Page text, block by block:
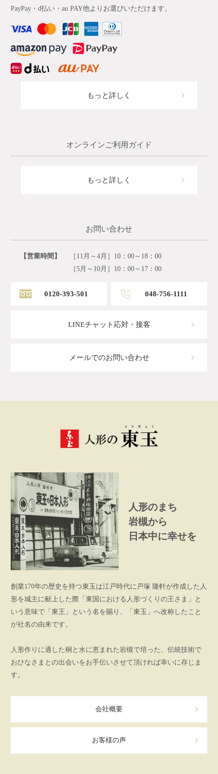
PayPay・d払い・au PAY他よりお選びいただけます。
もっと詳しく
オンラインご利用ガイド
もっと詳しく
お問い合わせ
【営業時間】
［11月～4月］10：00～18：00
［5月～10月］10：00～17：00
0120-393-501 048-756-1111
LINEチャット応対・接客
メールでのお問い合わせ
人形のまち
岩槻から
日本中に幸せを
創業170年の歴史を持つ東玉は江戸時代に戸塚 隆軒が作成した人
形を城主に献上した際「東国における人形づくりの王さま」と
いう意味で「東王」という名を賜り、「東玉」へ改称したこと
が社名の由来です。
人形作りに適した桐と水に恵まれた岩槻で培った、伝統技術で
おひなさまとの出会いをお手伝いさせて頂ければ幸いに存じま
す。
会社概要
お客様の声